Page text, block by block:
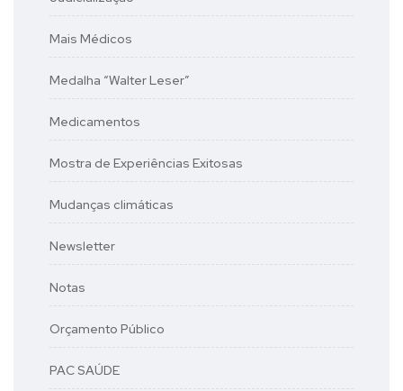
Mais Médicos
Medalha “Walter Leser”
Medicamentos
Mostra de Experiências Exitosas
Mudanças climáticas
Newsletter
Notas
Orçamento Público
PAC SAÚDE